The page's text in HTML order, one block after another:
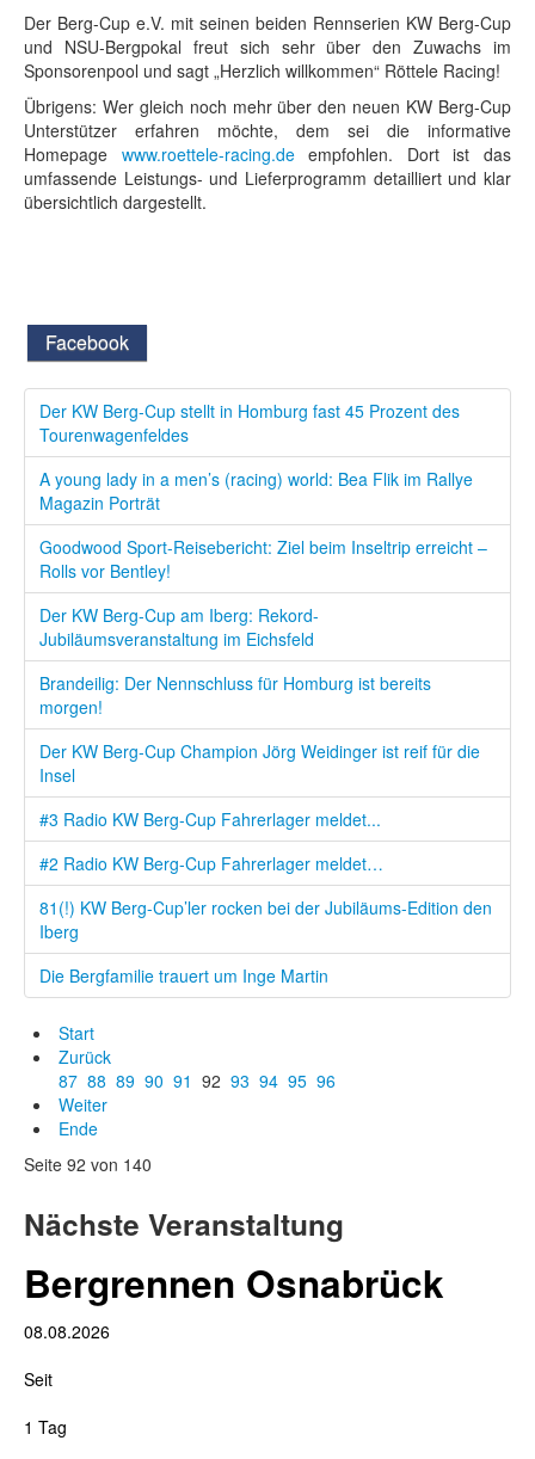
Der Berg-Cup e.V. mit seinen beiden Rennserien KW Berg-Cup
und NSU-Bergpokal freut sich sehr über den Zuwachs im
Sponsorenpool und sagt „Herzlich willkommen“ Röttele Racing!
Übrigens: Wer gleich noch mehr über den neuen KW Berg-Cup
Unterstützer erfahren möchte, dem sei die informative
Homepage www.roettele-racing.deempfohlen. Dort ist das
umfassende Leistungs- und Lieferprogramm detailliert und klar
übersichtlich dargestellt.
Facebook
Der KW Berg-Cup stellt in Homburg fast 45 Prozent des
Tourenwagenfeldes
A young lady in a men’s (racing) world: Bea Flik im Rallye
Magazin Porträt
Goodwood Sport-Reisebericht: Ziel beim Inseltrip erreicht –
Rolls vor Bentley!
Der KW Berg-Cup am Iberg: Rekord-
Jubiläumsveranstaltung im Eichsfeld
Brandeilig: Der Nennschluss für Homburg ist bereits
morgen!
Der KW Berg-Cup Champion Jörg Weidinger ist reif für die
Insel
#3 Radio KW Berg-Cup Fahrerlager meldet...
#2 Radio KW Berg-Cup Fahrerlager meldet…
81(!) KW Berg-Cup’ler rocken bei der Jubiläums-Edition den
Iberg
Die Bergfamilie trauert um Inge Martin
Start
Zurück
87 88 89 90 91 92 93 94 95 96
Weiter
Ende
Seite 92 von 140
Nächste Veranstaltung
Bergrennen Osnabrück
08.08.2026
Seit
1 Tag